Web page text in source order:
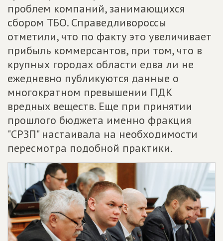
проблем компаний, занимающихся
сбором ТБО. Справедливороссы
отметили, что по факту это увеличивает
прибыль коммерсантов, при том, что в
крупных городах области едва ли не
ежедневно публикуются данные о
многократном превышении ПДК
вредных веществ. Еще при принятии
прошлого бюджета именно фракция
"СРЗП" настаивала на необходимости
пересмотра подобной практики.